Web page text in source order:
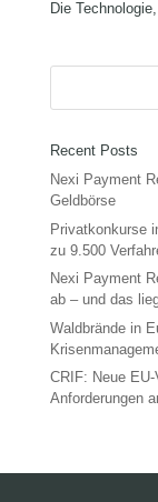
Die
Recent Posts
Nexi Payment
Geldbörse
Privatkonkurse
zu 9.500
Nexi Payment
ab – und das
Waldbrände in
CRIF: Neue
Anforderungen